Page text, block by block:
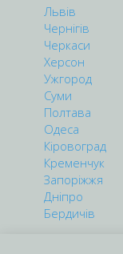
Львів
Чернігів
Черкаси
Херсон
Ужгород
Суми
Полтава
Одеса
Кіровоград
Кременчук
Запоріжжя
Дніпро
Бердичів